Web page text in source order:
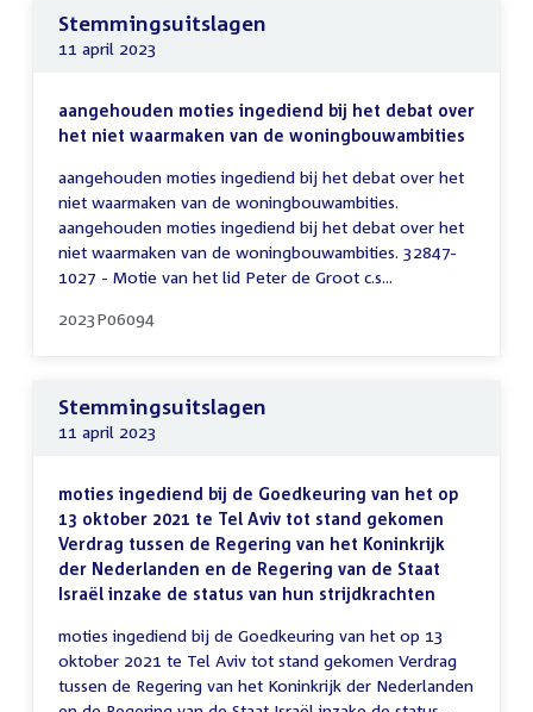
Stemmingsuitslagen
11 april 2023
aangehouden moties ingediend bij het debat over
het niet waarmaken van de woningbouwambities
aangehouden moties ingediend bij het debat over het
niet waarmaken van de woningbouwambities.
aangehouden moties ingediend bij het debat over het
niet waarmaken van de woningbouwambities. 32847-
1027 - Motie van het lid Peter de Groot c.s...
2023P06094
Stemmingsuitslagen
11 april 2023
moties ingediend bij de Goedkeuring van het op
13 oktober 2021 te Tel Aviv tot stand gekomen
Verdrag tussen de Regering van het Koninkrijk
der Nederlanden en de Regering van de Staat
Israël inzake de status van hun strijdkrachten
moties ingediend bij de Goedkeuring van het op 13
oktober 2021 te Tel Aviv tot stand gekomen Verdrag
tussen de Regering van het Koninkrijk der Nederlanden